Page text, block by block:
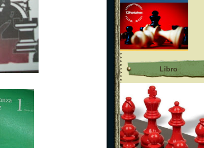
Libro